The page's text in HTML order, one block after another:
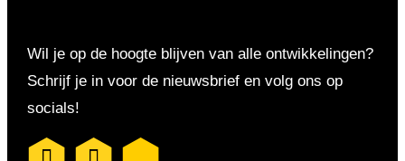
Wil je op de hoogte blijven van alle ontwikkelingen?
Schrijf je in voor de nieuwsbrief en volg ons op
socials!